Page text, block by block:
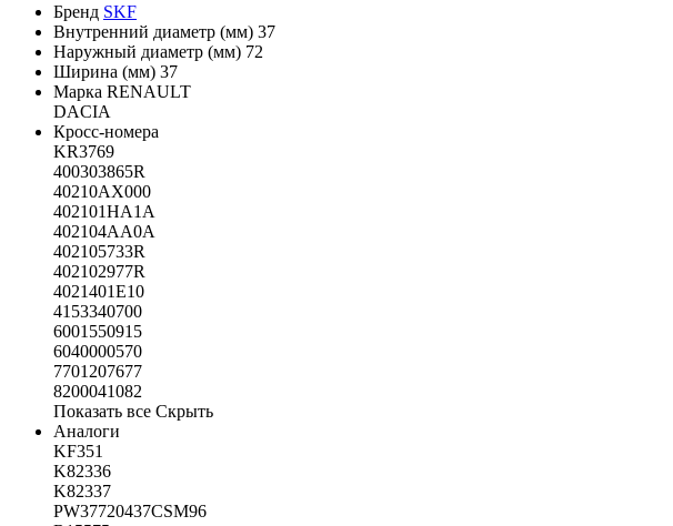
Бренд SKF
Внутренний диаметр (мм) 37
Наружный диаметр (мм) 72
Ширина (мм) 37
Марка RENAULT
DACIA
Кросс-номера
KR3769
400303865R
40210AX000
402101HA1A
402104AA0A
402105733R
402102977R
4021401E10
4153340700
6001550915
6040000570
7701207677
8200041082
Показать все Скрыть
Аналоги
KF351
K82336
K82337
PW37720437CSM96